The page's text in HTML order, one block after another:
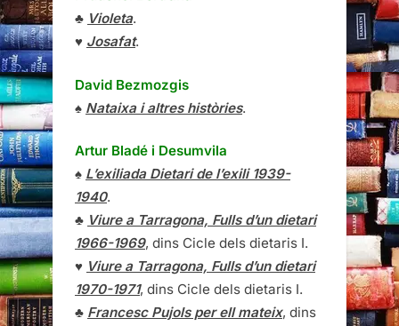
♣ Violeta.
♥ Josafat.
David Bezmozgis
♠ Nataixa i altres històries.
Artur Bladé i Desumvila
♠ L’exiliada Dietari de l’exili 1939-
1940.
♣ Viure a Tarragona, Fulls d’un dietari
1966-1969, dins Cicle dels dietaris I.
♥ Viure a Tarragona, Fulls d’un dietari
1970-1971, dins Cicle dels dietaris I.
♣ Francesc Pujols per ell mateix, dins